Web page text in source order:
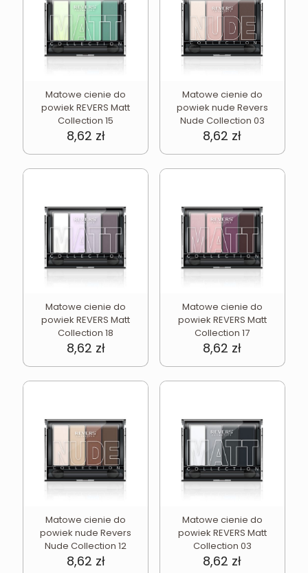
Matowe cienie do
powiek REVERS Matt
Collection 15
8,62 zł
Matowe cienie do
powiek nude Revers
Nude Collection 03
8,62 zł
Matowe cienie do
powiek REVERS Matt
Collection 18
8,62 zł
Matowe cienie do
powiek REVERS Matt
Collection 17
8,62 zł
Matowe cienie do
powiek nude Revers
Nude Collection 12
8,62 zł
Matowe cienie do
powiek REVERS Matt
Collection 03
8,62 zł